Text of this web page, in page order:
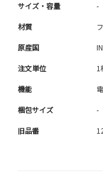
サイズ・容量 -
材質
原産国
注文単位 1
機能
梱包サイズ -
旧品番